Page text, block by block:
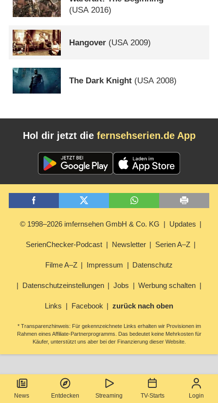
News Entdecken Streaming TV-Starts Login
(USA2016)
Hangover (USA 2009)
The Dark Knight (USA2008)
Hol dir jetzt die fernsehserien.de App
© 1998–2026 imfernsehen GmbH & Co. KG Updates
SerienChecker-Podcast Newsletter Serien A–Z
Filme A–Z Impressum Datenschutz
Datenschutzeinstellungen Jobs Werbung schalten
Links Facebook zurück nach oben
* Transparenzhinweis: Für gekennzeichnete Links erhalten wir Provisionen im
Rahmen eines Affiliate-Partnerprogramms. Das bedeutet keine Mehrkosten für
Käufer, unterstützt uns aber bei der Finanzierung dieser Website.